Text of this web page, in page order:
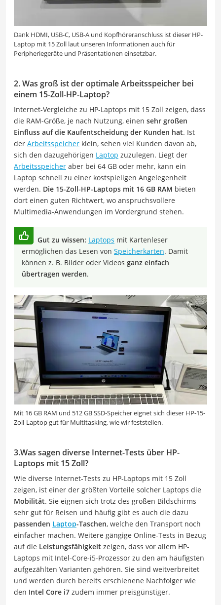
Dank HDMI, USB-C, USB-A und Kopfhöreranschluss ist dieser HP-
Laptop mit 15 Zoll laut unseren Informationen auch für
Peripheriegeräte und Präsentationen einsetzbar.
2. Was groß ist der optimale Arbeitsspeicher bei
einem 15-Zoll-HP-Laptop?
Internet-Vergleiche zu HP-Laptops mit 15 Zoll zeigen, dass
die RAM-Größe, je nach Nutzung, einen sehr großen
Einfluss auf die Kaufentscheidung der Kunden hat. Ist
der Arbeitsspeicher klein, sehen viel Kunden davon ab,
sich den dazugehörigen Laptop zuzulegen. Liegt der
Arbeitsspeicher aber bei 64 GB oder mehr, kann ein
Laptop schnell zu einer kostspieligen Angelegenheit
werden. Die 15-Zoll-HP-Laptops mit 16 GB RAM bieten
dort einen guten Richtwert, wo anspruchsvollere
Multimedia-Anwendungen im Vordergrund stehen.
Gut zu wissen: Laptops mit Kartenleser
ermöglichen das Lesen von Speicherkarten. Damit
können z. B. Bilder oder Videos ganz einfach
übertragen werden.
Mit 16 GB RAM und 512 GB SSD-Speicher eignet sich dieser HP-15-
Zoll-Laptop gut für Multitasking, wie wir feststellen.
3.Was sagen diverse Internet-Tests über HP-
Laptops mit 15 Zoll?
Wie diverse Internet-Tests zu HP-Laptops mit 15 Zoll
zeigen, ist einer der größten Vorteile solcher Laptops die
Mobilität. Sie eignen sich trotz des großen Bildschirms
sehr gut für Reisen und häufig gibt es auch die dazu
passenden Laptop-Taschen, welche den Transport noch
einfacher machen. Weitere gängige Online-Tests in Bezug
auf die Leistungsfähigkeit zeigen, dass vor allem HP-
Laptops mit Intel-Core-i5-Prozessor zu den am häufigsten
aufgezählten Varianten gehören. Sie sind weitverbreitet
und werden durch bereits erschienene Nachfolger wie
den Intel Core i7 zudem immer preisgünstiger.